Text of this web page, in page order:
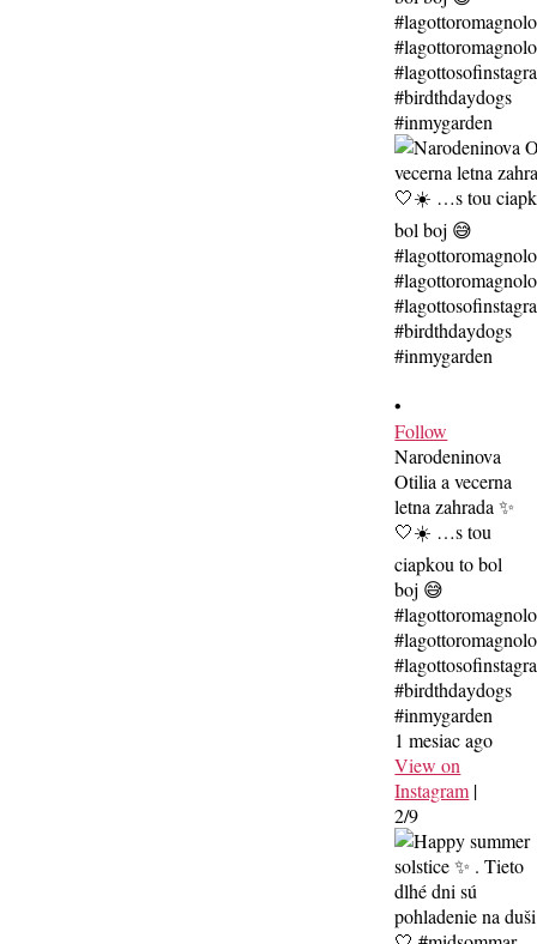
•
Follow
Narodeninova
Otilia a vecerna
letna zahrada ✨
🤍☀️ …s tou
ciapkou to bol
boj 😅
#birdthdaydogs
#inmygarden
1 mesiac ago
View on
Instagram |
2/9